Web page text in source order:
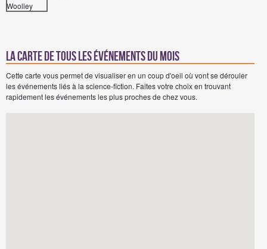
La carte de tous les événements du mois
Cette carte vous permet de visualiser en un coup d'oeil où vont se dérouler
les événements liés à la science-fiction. Faites votre choix en trouvant
rapidement les événements les plus proches de chez vous.